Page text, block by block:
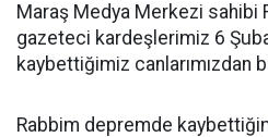
Maraş Medya Merkezi sahibi
gazeteci kardeşlerimiz 6
kaybettiğimiz canlarımızdan
Rabbim depremde